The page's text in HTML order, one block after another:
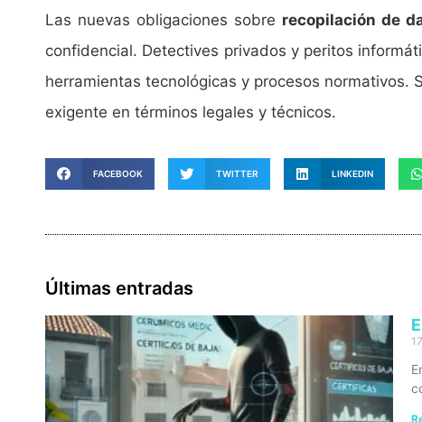
Las nuevas obligaciones sobre recopilación de
confidencial. Detectives privados y peritos
herramientas tecnológicas y procesos
exigente en términos legales y técnicos.
FACEBOOK TWITTER LINKEDIN
Últimas entradas